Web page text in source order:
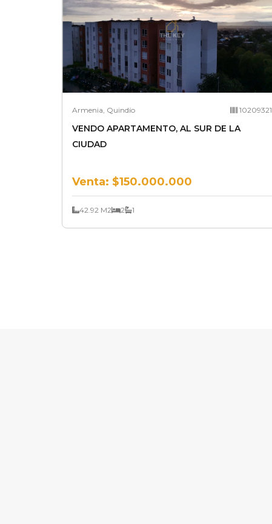
Armenia, Quindío 10209321
VENDO APARTAMENTO, AL SUR DE LA
CIUDAD
Venta: $150.000.000
42.92 M2 2 1